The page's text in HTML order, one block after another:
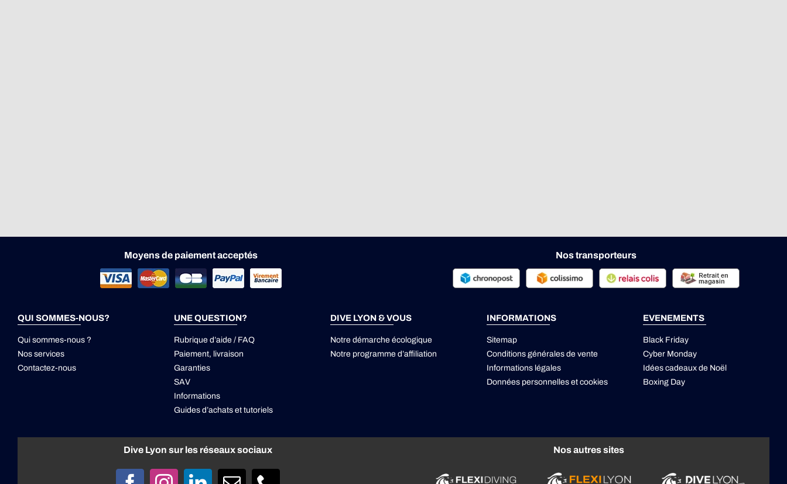
Moyens de paiement acceptés Nos transporteurs
QUI SOMMES-NOUS?
Qui sommes-nous ?
Nos services
Contactez-nous
UNE QUESTION?
Rubrique d’aide / FAQ
Paiement, livraison
Garanties
SAV
Informations
Guides d’achats et tutoriels
DIVE LYON & VOUS
Notre démarche écologique
Notre programme d’affiliation
INFORMATIONS
Sitemap
Conditions générales de vente
Informations légales
Données personnelles etcookies
EVENEMENTS
Black Friday
Cyber Monday
Idées cadeaux de Noël
Boxing Day
Dive Lyon sur les réseaux sociaux Nos autres sites